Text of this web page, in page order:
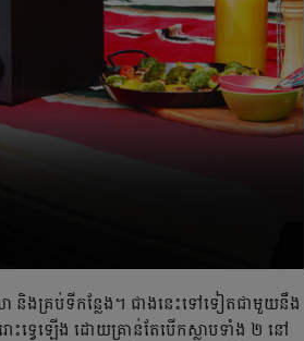
ា និង​គ្រប់​ទី​កន្លែង។ ជាង​នេះ​ទៅ​ទៀត​ជា​មួយ​នឹង​
ះ​ទ្វេ​ឡើង ដោយ​​គ្រាន់​តែ​បើក​ស្លាប​ទាំង​ ២ នៅ​